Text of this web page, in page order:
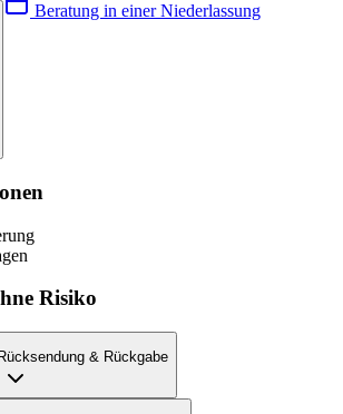
Beratung in einer Niederlassung
Risiko
& Rückgabe